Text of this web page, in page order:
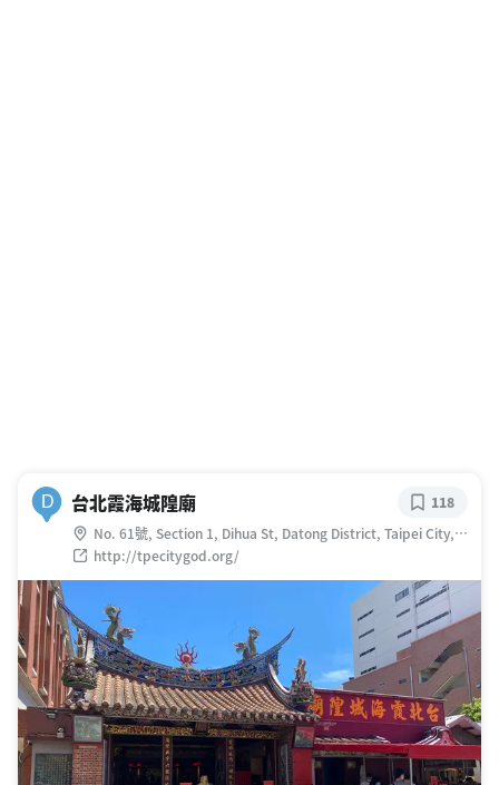
D 台北霞海城隍廟
No. 61號, Section 1, Dihua St, Datong District, Taipei City,
台湾 103
http://tpecitygod.org/
118